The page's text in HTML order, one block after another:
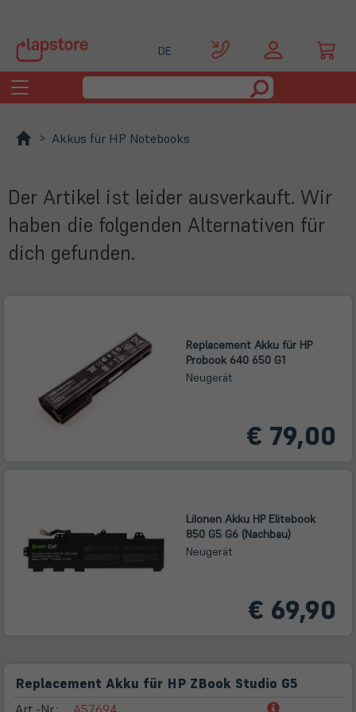
DE
Toggle
navigation
Akkus für HP Notebooks
Der Artikel ist leider ausverkauft. Wir
haben die folgenden Alternativen für
dich gefunden.
Replacement Akku für HP
Probook 640 650 G1
Neugerät
€ 79,00
LiIonen Akku HP Elitebook
850 G5 G6 (Nachbau)
Neugerät
€ 69,90
Replacement Akku für HP ZBook Studio G5
Art.-Nr.:
A57694
(öffnet